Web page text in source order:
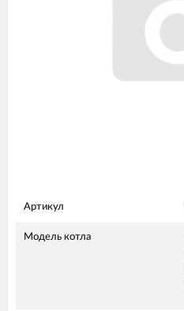
Артикул
Модель котла